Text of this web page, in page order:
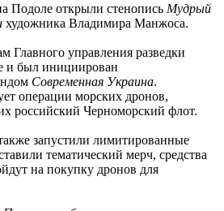
Подоле открыли стенопись Мудрый
художника Владимира Манжоса.
Главного управления разведки
и был инициирован
Современная Украина.
операции морских дронов,
российский Черноморский флот.
запустили лимитированные
тематический мерч, средства
на покупку дронов для